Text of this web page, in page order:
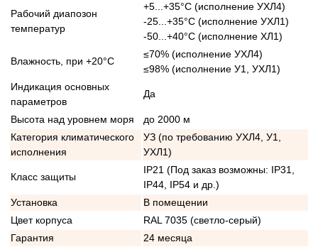
Рабочий диапозон
температур
+5...+35°С (исполнение УХЛ4)
-25...+35°С (исполнение УХЛ1)
-50...+40°С (исполнение ХЛ1)
Влажность, при +20°С
≤70% (исполнение УХЛ4)
≤98% (исполнение У1, УХЛ1)
Индикация основных
параметров
Да
Высота над уровнем моря
до 2000 м
Категория климатического
исполнения
УЗ (по требованию УХЛ4, У1,
УХЛ1)
Класс защиты
IP21 (Под заказ возможны: IP31,
IP44, IP54 и др.)
Установка
В помещении
Цвет корпуса
RAL 7035 (светло-серый)
Гарантия
24 месяца